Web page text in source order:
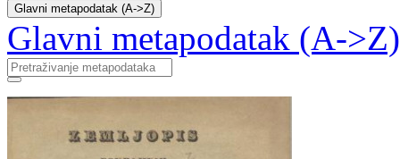
Glavni metapodatak (A->Z)
Glavni metapodatak (A->Z)